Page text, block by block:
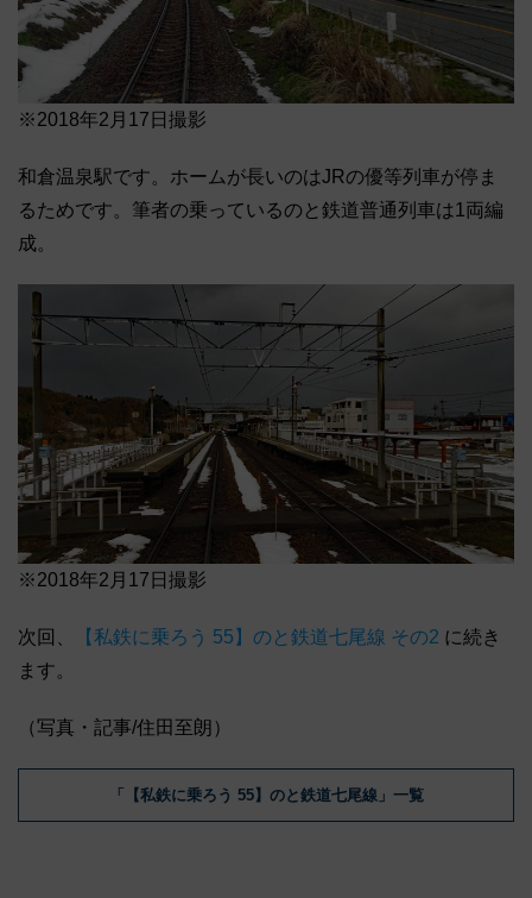
※2018年2月17日撮影
和倉温泉駅です。ホームが長いのはJRの優等列車が停ま
るためです。筆者の乗っているのと鉄道普通列車は1両編
成。
※2018年2月17日撮影
次回、 【私鉄に乗ろう 55】のと鉄道七尾線 その2 に続き
ます。
（写真・記事/住田至朗）
「【私鉄に乗ろう 55】のと鉄道七尾線」一覧